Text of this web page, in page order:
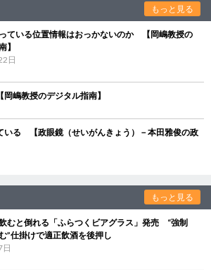
もっと見る
ている位置情報はおっかないのか 【岡嶋教授の
】
日
嶋教授のデジタル指南】
いる 【政眼鏡（せいがんきょう）－本田雅俊の政
もっと見る
むと倒れる「ふらつくビアグラス」発売 “強制
”仕掛けで適正飲酒を後押し